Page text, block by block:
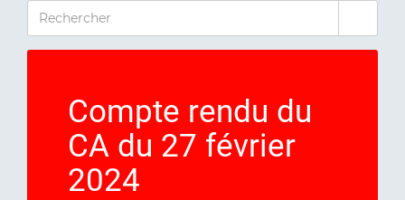
RECHERCHER
Compte rendu du
CA du 27 février
2024